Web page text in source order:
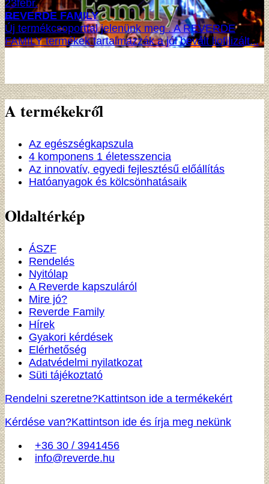
23febr.
REVERDE FAMILY
Új termékcsoporttal jelenünk meg . A REVERDE
FAMILY termékek tartalmazzák a jól bevált liofilizált...
A termékekről
Az egészségkapszula
4 komponens 1 életesszencia
Az innovatív, egyedi fejlesztésű előállítás
Hatóanyagok és kölcsönhatásaik
Oldaltérkép
ÁSZF
Rendelés
Nyitólap
A Reverde kapszuláról
Mire jó?
Reverde Family
Hírek
Gyakori kérdések
Elérhetőség
Adatvédelmi nyilatkozat
Süti tájékoztató
Rendelni szeretne?Kattintson ide a termékekért
Kérdése van?Kattintson ide és írja meg nekünk
+36 30 / 3941456
info@reverde.hu